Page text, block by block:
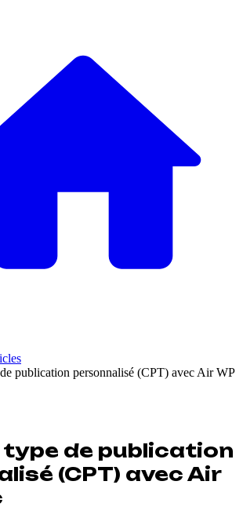
publication personnalisé (CPT) avec Air WP
type de publication
(CPT) avec Air